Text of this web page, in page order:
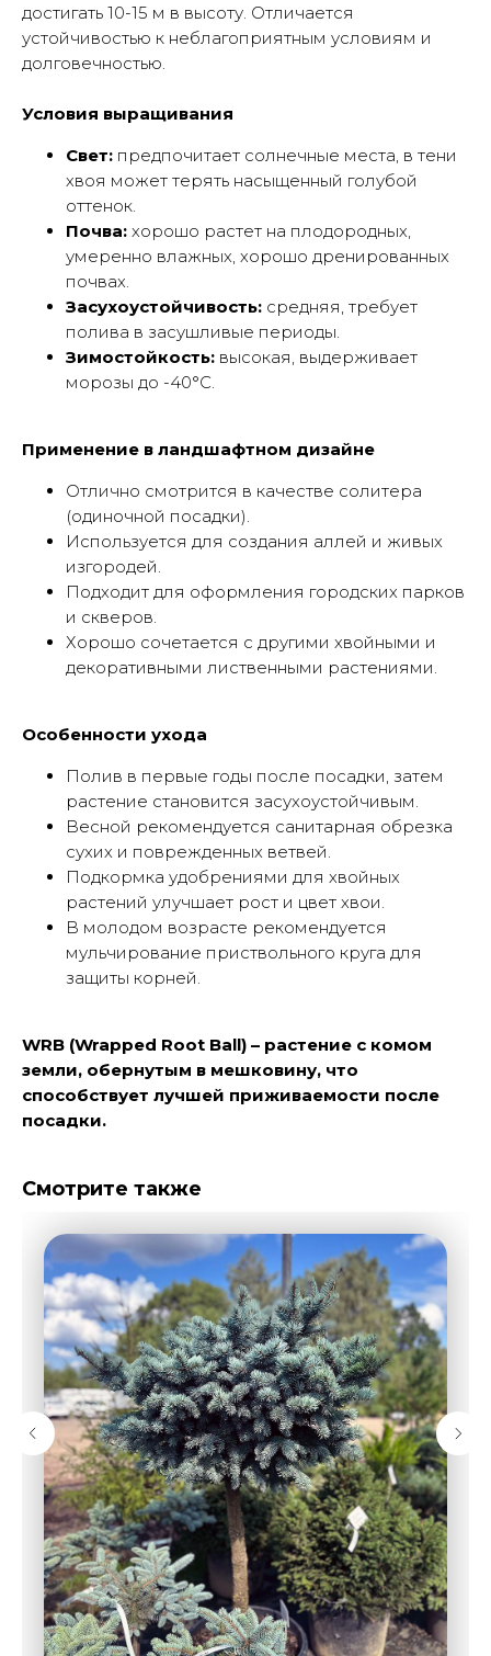
достигать 10-15 м в высоту. Отличается
устойчивостью к неблагоприятным условиям и
долговечностью.
Условия выращивания
Свет: предпочитает солнечные места, в тени
хвоя может терять насыщенный голубой
оттенок.
Почва: хорошо растет на плодородных,
умеренно влажных, хорошо дренированных
почвах.
Засухоустойчивость: средняя, требует
полива в засушливые периоды.
Зимостойкость: высокая, выдерживает
морозы до -40°C.
Применение в ландшафтном дизайне
Отлично смотрится в качестве солитера
(одиночной посадки).
Используется для создания аллей и живых
изгородей.
Подходит для оформления городских парков
и скверов.
Хорошо сочетается с другими хвойными и
декоративными лиственными растениями.
Особенности ухода
Полив в первые годы после посадки, затем
растение становится засухоустойчивым.
Весной рекомендуется санитарная обрезка
сухих и поврежденных ветвей.
Подкормка удобрениями для хвойных
растений улучшает рост и цвет хвои.
В молодом возрасте рекомендуется
мульчирование приствольного круга для
защиты корней.
WRB (Wrapped Root Ball) – растение с комом
земли, обернутым в мешковину, что
способствует лучшей приживаемости после
посадки.
Смотрите также